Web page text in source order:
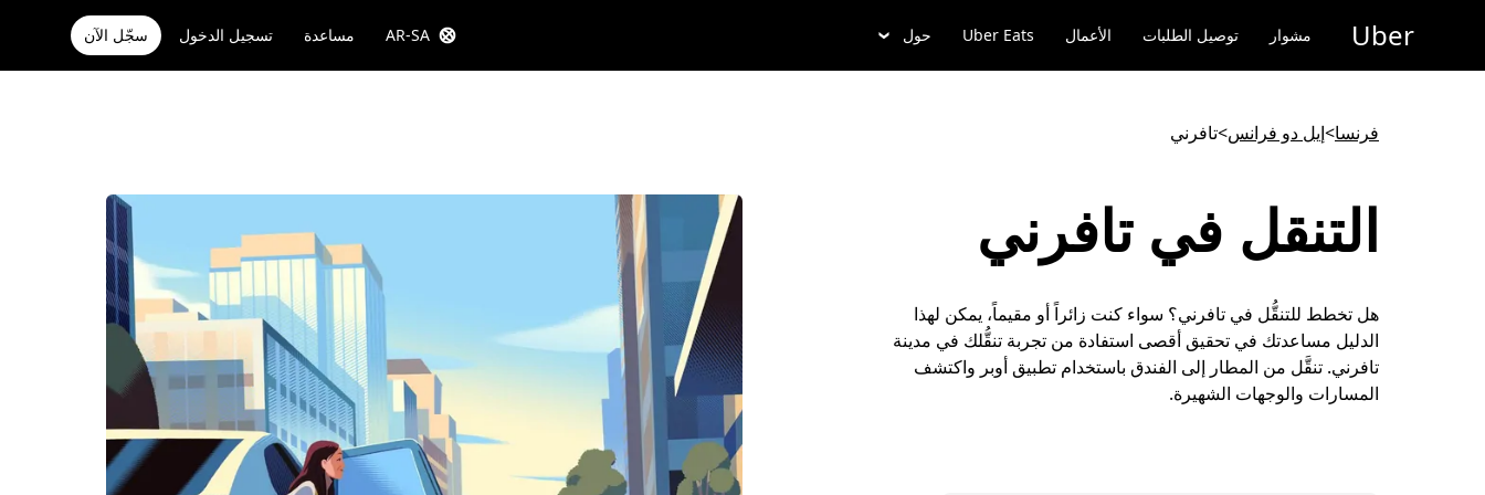
المحتوى
Uber مشوار توصيل الطلبات الأعمال Uber Eats حول AR-SA مساعدة تسجيل الدخول سجّل الآن
فرنسا>إيل دو فرانس>تافرني
التنقل في تافرني
هل تخطط للتنقُّل في تافرني؟ سواء كنت زائراً أو مقيماً، يمكن لهذا
الدليل مساعدتك في تحقيق أقصى استفادة من تجربة تنقُّلك في مدينة
تافرني. تنقَّل من المطار إلى الفندق باستخدام تطبيق أوبر واكتشف
المسارات والوجهات الشهيرة.